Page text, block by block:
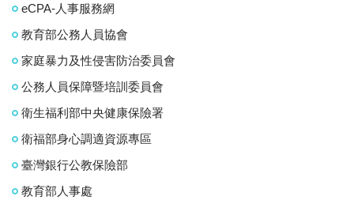
eCPA-人事服務網
教育部公務人員協會
家庭暴力及性侵害防治委員會
公務人員保障暨培訓委員會
衛生福利部中央健康保險署
衛福部身心調適資源專區
臺灣銀行公教保險部
教育部人事處